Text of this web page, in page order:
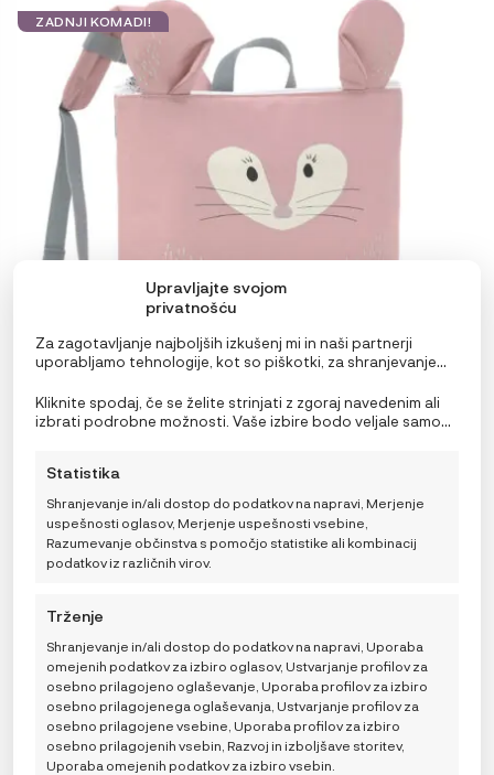
Upravljajte svojom
privatnošću
Za zagotavljanje najboljših izkušenj mi in naši partnerji
uporabljamo tehnologije, kot so piškotki, za shranjevanje
tehnologije nam in našim partnerjem omogoča obdelavo
osebnih podatkov, kot so vedenje pri brskanju ali edinstveni
identifikatorji na tem spletnem mestu. Neprivolitev ali
funkcije in funkcije.
Kliknite spodaj, če se želite strinjati z zgoraj navedenim ali
izbrati podrobne možnosti. Vaše izbire bodo veljale samo
uporabite preklopna stikala v pravilniku o piškotkih ali
kliknete gumb za upravljanje soglasja na dnu zaslona.
Statistika
Shranjevanje in/ali dostop do podatkov na napravi, Merjenje
uspešnosti oglasov, Merjenje uspešnosti vsebine,
Razumevanje občinstva s pomočjo statistike ali kombinacij
podatkov iz različnih virov.
Trženje
Shranjevanje in/ali dostop do podatkov na napravi, Uporaba
omejenih podatkov za izbiro oglasov, Ustvarjanje profilov za
osebno prilagojeno oglaševanje, Uporaba profilov za izbiro
osebno prilagojenega oglaševanja, Ustvarjanje profilov za
osebno prilagojene vsebine, Uporaba profilov za izbiro
osebno prilagojenih vsebin, Razvoj in izboljšave storitev,
Uporaba omejenih podatkov za izbiro vsebin.
CENA
JE
BILA:
30,95 €.
CENA
JE:
30,95 €.
ZADNJI KOMADI!